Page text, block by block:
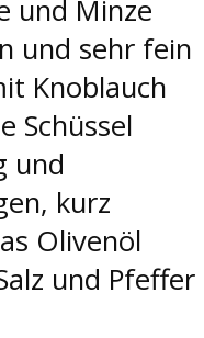
und Minze
und sehr fein
Knoblauch
Schüssel
und
kurz
Olivenöl
und Pfeffer